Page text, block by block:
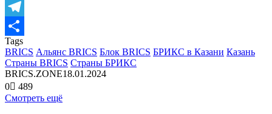
Odnoklassniki
Telegram
Отправить
Tags
BRICS Альянс BRICS Блок BRICS БРИКС в Казани Казань
Страны BRICS Страны БРИКС
BRICS.ZONE18.01.2024
0
489
Смотреть ещё